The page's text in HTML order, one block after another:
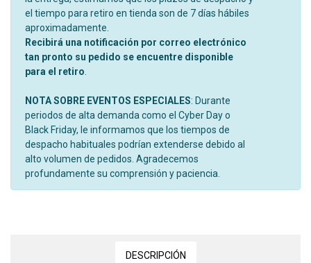
el tiempo para retiro en tienda son de 7 días hábiles
aproximadamente.
Recibirá una notificación por correo electrónico
tan pronto su pedido se encuentre disponible
para el retiro
NOTA SOBRE EVENTOS ESPECIALES: Durante
periodos de alta demanda como el Cyber Day o
Black Friday, le informamos que los tiempos de
despacho habituales podrían extenderse debido al
alto volumen de pedidos. Agradecemos
profundamente su comprensión y paciencia.
DESCRIPCIÓN